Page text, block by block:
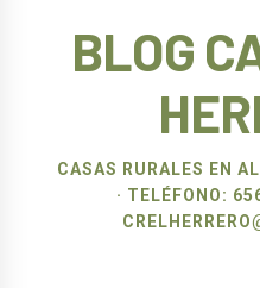
BLOG
CASAS RURALES EN
· TELÉFONO: